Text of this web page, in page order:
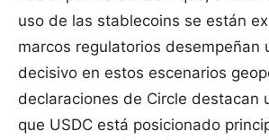
uso de las stablecoins se están
marcos regulatorios desempeñan
decisivo en estos escenarios
declaraciones de Circle destacan
que USDC está posicionado